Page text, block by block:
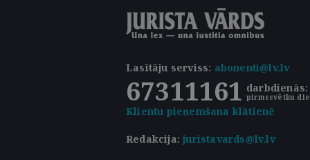
Lasītāju serviss: abonenti@lv.lv
67311161 darbdienās:
pirmssvētku
Klientu pieņemšana klātienē
Redakcija:juristavards@lv.lv